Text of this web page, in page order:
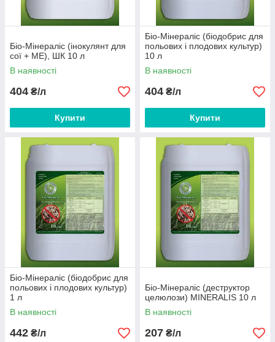
Біо-Мінераліс (інокулянт для
сої + МЕ), ШК 10 л
В наявності
404 ₴/л
Купити
Біо-Мінераліс (біодобрис для
польових і плодових культур)
10 л
В наявності
404 ₴/л
Купити
Біо-Мінераліс (біодобрис для
польових і плодових культур)
1 л
В наявності
442 ₴/л
Біо-Мінераліс (деструктор
целюлози) MINERALIS 10 л
В наявності
207 ₴/л